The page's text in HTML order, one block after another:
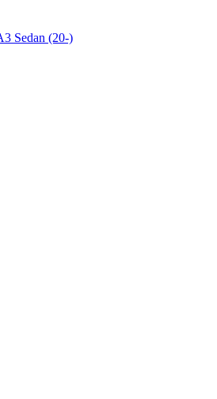
Sedan (20-)